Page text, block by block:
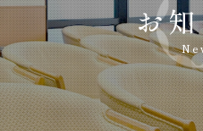
お